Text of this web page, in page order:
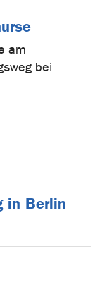
am
bei
in Berlin